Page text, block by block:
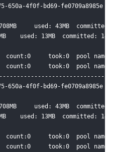
650a-4f0f-bd69-
650a-4f0f-bd69-